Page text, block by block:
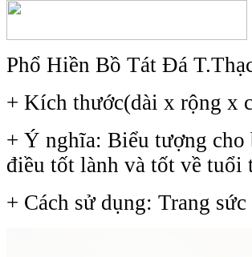
Phổ Hiền Bồ Tát Đá
+ Kích thước(dài x rộng x
+ Ý nghĩa: Biểu tượng cho
điều tốt lành và tốt về tuổi
+ Cách sử dụng: Trang sức